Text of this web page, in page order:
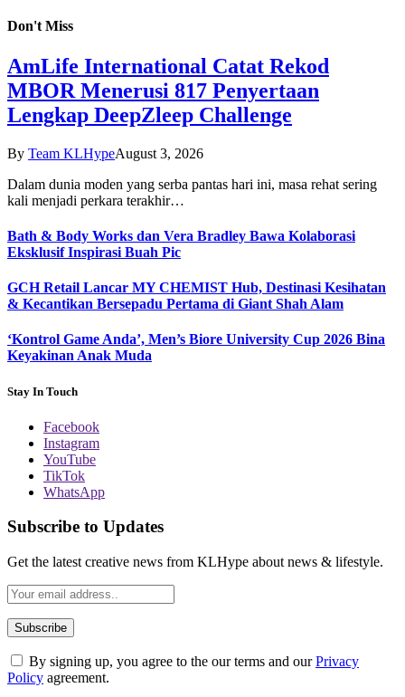
Don't Miss
AmLife International Catat Rekod
MBOR Menerusi 817 Penyertaan
Lengkap DeepZleep Challenge
By Team KLHypeAugust 3, 2026
Dalam dunia moden yang serba pantas hari ini, masa rehat sering
kali menjadi perkara terakhir…
Bath & Body Works dan Vera Bradley Bawa Kolaborasi
Eksklusif Inspirasi Buah Pic
GCH Retail Lancar MY CHEMIST Hub, Destinasi Kesihatan
& Kecantikan Bersepadu Pertama di Giant Shah Alam
‘Kontrol Game Anda’, Men’s Biore University Cup 2026 Bina
Keyakinan Anak Muda
Stay In Touch
Facebook
Instagram
YouTube
TikTok
WhatsApp
Subscribe to Updates
Get the latest creative news from KLHype about news & lifestyle.
By signing up, you agree to the our terms and ourPrivacy
Policy agreement.